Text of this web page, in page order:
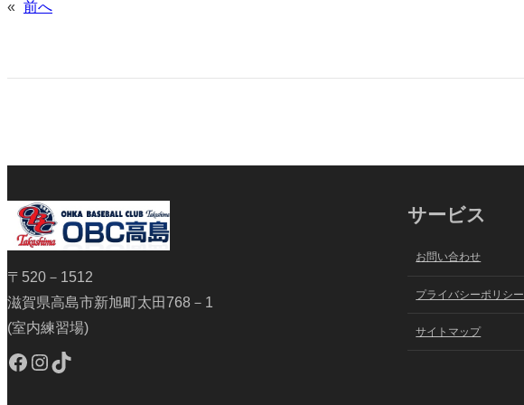
« 前へ
〒520－1512
滋賀県高島市新旭町太田768－1
(室内練習場)
Facebook Instagram TikTok
サービス
お問い合わせ
プライバシーポリシー
サイトマップ